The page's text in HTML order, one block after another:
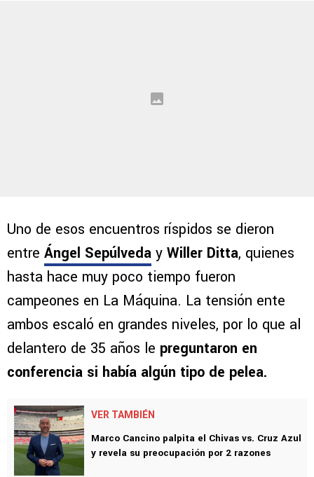
Uno de esos encuentros ríspidos se dieron
entre Ángel Sepúlveda y Willer Ditta, quienes
hasta hace muy poco tiempo fueron
campeones en La Máquina. La tensión ente
ambos escaló en grandes niveles, por lo que al
delantero de 35 años le preguntaron en
conferencia si había algún tipo de pelea.
VER TAMBIÉN
Marco Cancino palpita el Chivas vs. Cruz Azul
y revela su preocupación por 2 razones